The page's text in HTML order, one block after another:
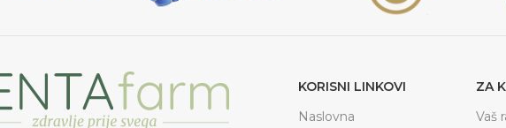
KORISNI LINKOVI
Naslovna
ZA
Vaš